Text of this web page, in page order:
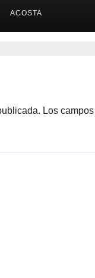
ACOSTA
Los